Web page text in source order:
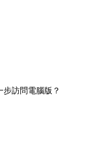
訪問電腦版？